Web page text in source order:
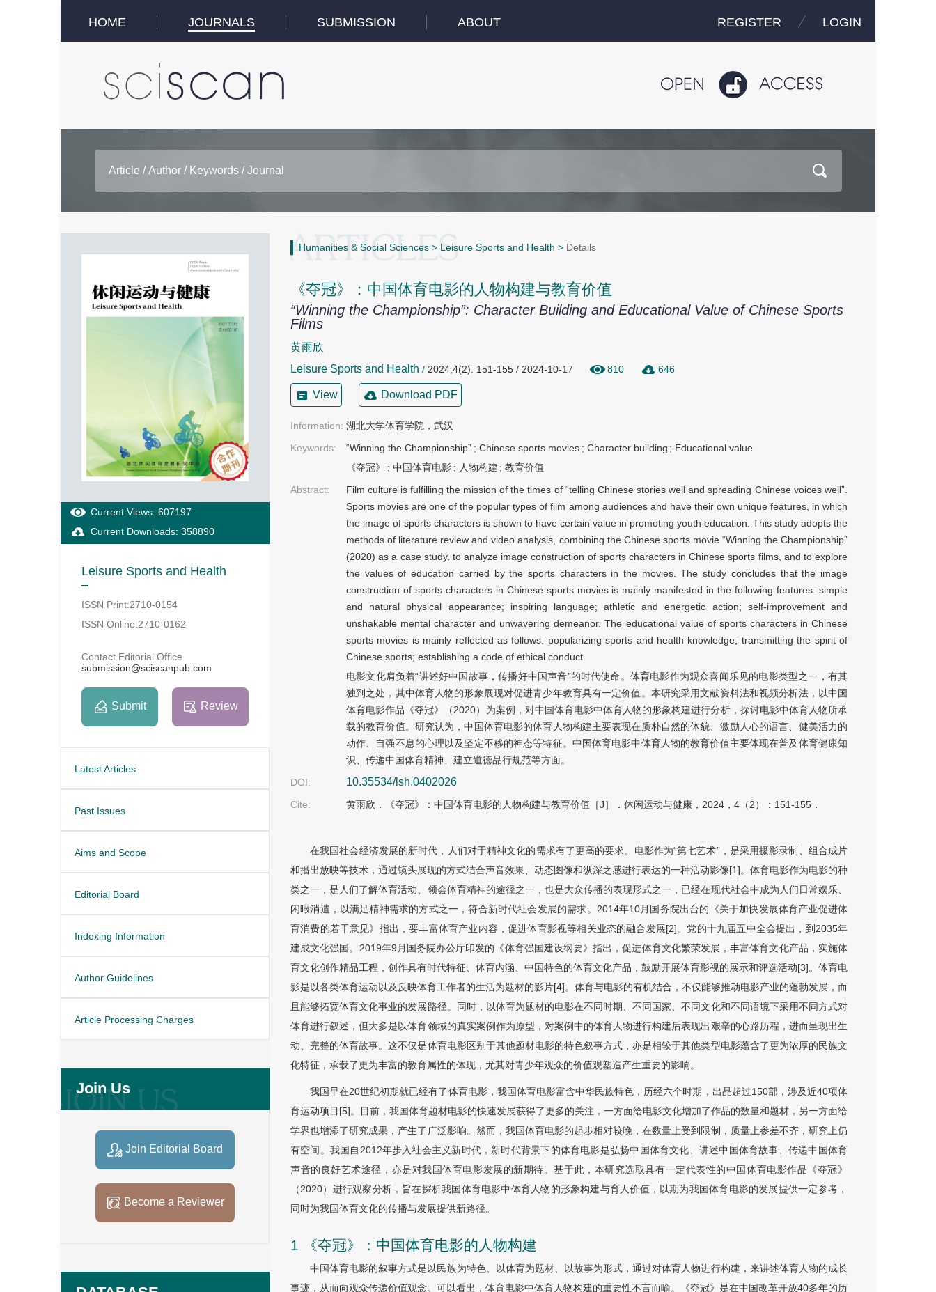
HOME JOURNALS SUBMISSION ABOUT REGISTER LOGIN
Current Views: 607197
Current Downloads: 358890
Leisure Sports and Health
ISSN Print:2710-0154
ISSN Online:2710-0162
Contact Editorial Office
submission@sciscanpub.com
Submit Review
Latest Articles
Past Issues
Aims and Scope
Editorial Board
Indexing Information
Author Guidelines
Article Processing Charges
Join Us
Join Editorial Board
Become a Reviewer
Humanities & Social Sciences > Leisure Sports and Health > Details
《夺冠》：中国体育电影的人物构建与教育价值
“Winning the Championship”: Character Building and Educational Value of Chinese Sports
Films
黄雨欣
Leisure Sports and Health / 2024,4(2): 151-155 / 2024-10-17 810 646
View Download PDF
Information: 湖北大学体育学院，武汉
Keywords:
“Winning the Championship” ; Chinese sports movies ; Character building ; Educational value
《夺冠》
; 中国体育电影 ; 人物构建 ;教育价值
Abstract:
Film culture is fulfilling the mission of the times of “telling Chinese stories well and spreading Chinese voices well”.
Sports movies are one of the popular types of film among audiences and have their own unique features, in which
the image of sports characters is shown to have certain value in promoting youth education. This study adopts the
methods of literature review and video analysis, combining the Chinese sports movie “Winning the Championship”
(2020) as a case study, to analyze image construction of sports characters in Chinese sports films, and to explore
the values of education carried by the sports characters in the movies. The study concludes that the image
construction of sports characters in Chinese sports movies is mainly manifested in the following features: simple
and natural physical appearance; inspiring language; athletic and energetic action; self-improvement and
unshakable mental character and unwavering demeanor. The educational value of sports characters in Chinese
sports movies is mainly reflected as follows: popularizing sports and health knowledge; transmitting the spirit of
Chinese sports; establishing a code of ethical conduct.
电影文化肩负着“讲述好中国故事，传播好中国声音”的时代使命。体育电影作为观众喜闻乐见的电影类型之一，有其
独到之处，其中体育人物的形象展现对促进青少年教育具有一定价值。本研究采用文献资料法和视频分析法，以中国
体育电影作品《夺冠》（2020）为案例，对中国体育电影中体育人物的形象构建进行分析，探讨电影中体育人物所承
载的教育价值。研究认为，中国体育电影的体育人物构建主要表现在质朴自然的体貌、激励人心的语言、健美活力的
动作、自强不息的心理以及坚定不移的神态等特征。中国体育电影中体育人物的教育价值主要体现在普及体育健康知
识、传递中国体育精神、建立道德品行规范等方面。
DOI:
10.35534/lsh.0402026
Cite: 黄雨欣．《夺冠》：中国体育电影的人物构建与教育价值［J］．休闲运动与健康，2024，4（2）：151-155．
在我国社会经济发展的新时代，人们对于精神文化的需求有了更高的要求。电影作为“第七艺术”，是采用摄影录制、组合成片
和播出放映等技术，通过镜头展现的方式结合声音效果、动态图像和纵深之感进行表达的一种活动影像[1]。体育电影作为电影的种
类之一，是人们了解体育活动、领会体育精神的途径之一，也是大众传播的表现形式之一，已经在现代社会中成为人们日常娱乐、
闲暇消遣，以满足精神需求的方式之一，符合新时代社会发展的需求。2014年10月国务院出台的《关于加快发展体育产业促进体
育消费的若干意见》指出，要丰富体育产业内容，促进体育影视等相关业态的融合发展[2]。党的十九届五中全会提出，到2035年
建成文化强国。2019年9月国务院办公厅印发的《体育强国建设纲要》指出，促进体育文化繁荣发展，丰富体育文化产品，实施体
育文化创作精品工程，创作具有时代特征、体育内涵、中国特色的体育文化产品，鼓励开展体育影视的展示和评选活动[3]。体育电
影是以各类体育运动以及反映体育工作者的生活为题材的影片[4]。体育与电影的有机结合，不仅能够推动电影产业的蓬勃发展，而
且能够拓宽体育文化事业的发展路径。同时，以体育为题材的电影在不同时期、不同国家、不同文化和不同语境下采用不同方式对
体育进行叙述，但大多是以体育领域的真实案例作为原型，对案例中的体育人物进行构建后表现出艰辛的心路历程，进而呈现出生
动、完整的体育故事。这不仅是体育电影区别于其他题材电影的特色叙事方式，亦是相较于其他类型电影蕴含了更为浓厚的民族文
化特征，承载了更为丰富的教育属性的体现，尤其对青少年观众的价值观塑造产生重要的影响。
我国早在20世纪初期就已经有了体育电影，我国体育电影富含中华民族特色，历经六个时期，出品超过150部，涉及近40项体
育运动项目[5]。目前，我国体育题材电影的快速发展获得了更多的关注，一方面给电影文化增加了作品的数量和题材，另一方面给
学界也增添了研究成果，产生了广泛影响。然而，我国体育电影的起步相对较晚，在数量上受到限制，质量上参差不齐，研究上仍
有空间。我国自2012年步入社会主义新时代，新时代背景下的体育电影是弘扬中国体育文化、讲述中国体育故事、传递中国体育
声音的良好艺术途径，亦是对我国体育电影发展的新期待。基于此，本研究选取具有一定代表性的中国体育电影作品《夺冠》
（2020）进行观察分析，旨在探析我国体育电影中体育人物的形象构建与育人价值，以期为我国体育电影的发展提供一定参考，
同时为我国体育文化的传播与发展提供新路径。
1 《夺冠》：中国体育电影的人物构建
中国体育电影的叙事方式是以民族为特色、以体育为题材、以故事为形式，通过对体育人物进行构建，来讲述体育人物的成长
事迹，从而向观众传递价值观念。可以看出，体育电影中体育人物构建的重要性不言而喻。《夺冠》是在中国改革开放40多年的历